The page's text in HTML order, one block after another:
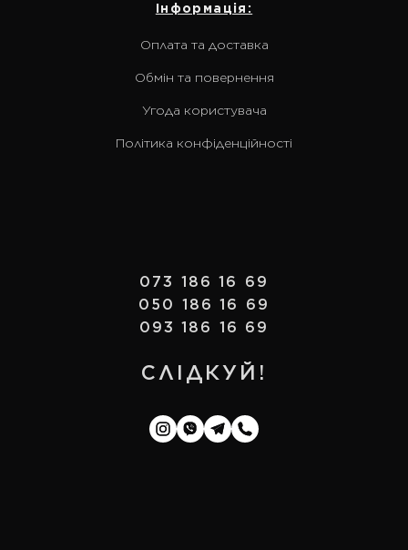
Інформація:
Оплата та доставка
Обмін та повернення
Угода користувача
Політика конфіденційності
073 186 16 69
050 186 16 69
093 186 16 69
СЛІДКУЙ!